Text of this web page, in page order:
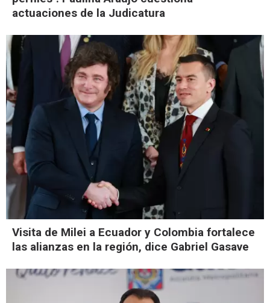
actuaciones de la Judicatura
Visita de Milei a Ecuador y Colombia fortalece
las alianzas en la región, dice Gabriel Gasave